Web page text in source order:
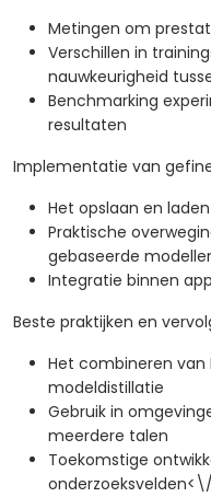
Metingen om
Verschillen in
nauwkeurigheid
Benchmarking
resultaten
Implementatie van
Het opslaan en
Praktische
gebaseerde
Integratie binnen
Beste praktijken en
Het combineren van
modeldistillatie
Gebruik in
meerdere talen
Toekomstige